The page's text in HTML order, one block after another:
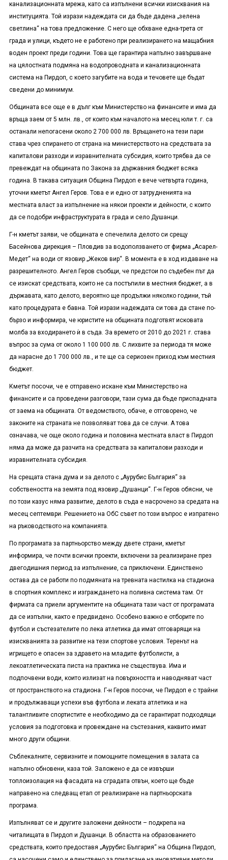
канализационната мрежа, като са изпълнени всички изисквания на
институцията. Той изрази надеждата си да бъде дадена „зелена
светлина“ на това предложение. С него ще обхване една-трета от
града и улици, където не е работено при реализирането на мащабния
воден проект преди години. Това ще гарантира напълно завършване
на цялостната подмяна на водопроводната и канализационната
система на Пирдоп, с което загубите на вода и течовете ще бъдат
сведени до минимум.
Общината все още е в дълг към Министерство на финансите и има да
връща заем от 5 млн. лв., от които към началото на месец юли т. г. са
останали непогасени около 2 700 000 лв. Връщането на тези пари
става чрез спирането от страна на министерството на средствата за
капиталови разходи и изравнителната субсидия, които трябва да се
превеждат на общината по Закона за държавния бюджет всяка
година. В такава ситуация Община Пирдоп е вече четвърта година,
уточни кметът Ангел Геров. Това е и едно от затрудненията на
местната власт за изпълнение на някои проекти и дейности, с които
да се подобри инфраструктурата в града и село Душанци.
Г-н кметът заяви, че общината е спечелила делото си срещу
Басейнова дирекция – Пловдив за водоползването от фирма „Асарел-
Медет“ на води от язовир „Жеков вир“. В момента е в ход издаване на
разрешителното. Ангел Геров съобщи, че предстои по съдебен път да
се изискат средствата, които не са постъпили в местния бюджет, а в
държавата, като делото, вероятно ще продължи няколко години, тъй
като процедурата е бавна. Той изрази надеждата си това да стане по-
бързо и информира, че юристите на общината подготвят исковата
молба за входирането ѝ в съда. За времето от 2010 до 2021 г. става
въпрос за сума от около 1 100 000 лв. С лихвите за периода тя може
да нарасне до 1 700 000 лв., и те ще са сериозен приход към местния
бюджет.
Кметът посочи, че е отправено искане към Министерство на
финансите и са проведени разговори, тази сума да бъде приспадната
от заема на общината. От ведомството, обаче, е отговорено, че
законите на страната не позволяват това да се случи. А това
означава, че още около година и половина местната власт в Пирдоп
няма да може да разчита на средствата за капиталови разходи и
изравнителната субсидия.
На срещата стана дума и за делото с „Аурубис България“ за
собствеността на земята под язовир „Душанци“. Г-н Геров обясни, че
по този казус няма развитие, делото в съда е насрочено за средата на
месец септември. Решението на ОбС съвет по този въпрос е изпратено
на ръководството на компанията.
По програмата за партньорство между двете страни, кметът
информира, че почти всички проекти, включени за реализиране през
двегодишния период за изпълнение, са приключени. Единствено
остава да се работи по подмяната на тревната настилка на стадиона
в спортния комплекс и изграждането на поливна система там. От
фирмата са приели аргументите на общината тази част от програмата
да се изпълни, както е предвидено. Особено важно е отборите по
футбол и състезателите по лека атлетика да имат отговарящи на
изискванията за развитие на тези спортове условия. Теренът на
игрището е опасен за здравето на младите футболисти, а
лекоатлетическата писта на практика не съществува. Има и
подпочвени води, които излизат на повърхността и наводняват част
от пространството на стадиона. Г-н Геров посочи, че Пирдоп е с трайни
и продължаващи успехи във футбола и леката атлетика и на
талантливите спортистите е необходимо да се гарантират подходящи
условия за подготовка и провеждане на състезания, каквито имат
много други общини.
Съблекалните, сервизните и помощните помещения в залата са
напълно обновени, каза той. Заложено е да се извърши
топлоизолация на фасадата на сградата отвън, което ще бъде
направено на следващ етап от реализиране на партньорската
програма.
Изпълняват се и другите заложени дейности – подкрепа на
читалищата в Пирдоп и Душанци. В областта на образованието
средствата, които предоставя „Аурубис България“ на Община Пирдоп,